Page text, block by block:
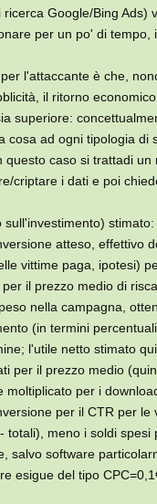
ricerca Google/Bing Ads)
per un po' di tempo,
l'attaccante è che,
il ritorno
superiore:
cosa ad ogni tipologia di
questo caso si trattadi un
criptare i dati e poi
sull'investimento)
atteso, effettivo
vittime paga, ipotesi)
il prezzo medio di
nella campagna,
(in termini
l'utile netto stimato
per il prezzo medio
moltiplicato per i
per il CTR per le
totali), meno i soldi spesi
salvo software
esigue del tipo